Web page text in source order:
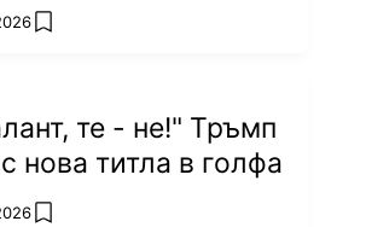
add favorites
те - не!" Тръмп
нова титла в голфа
add favorites